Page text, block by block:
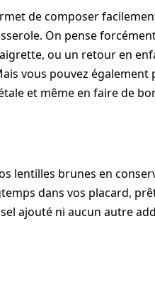
de composer
On pense
ou un retour en
vous pouvez
et même en faire de
lentilles brunes en
dans vos placard,
ajouté ni aucun autre